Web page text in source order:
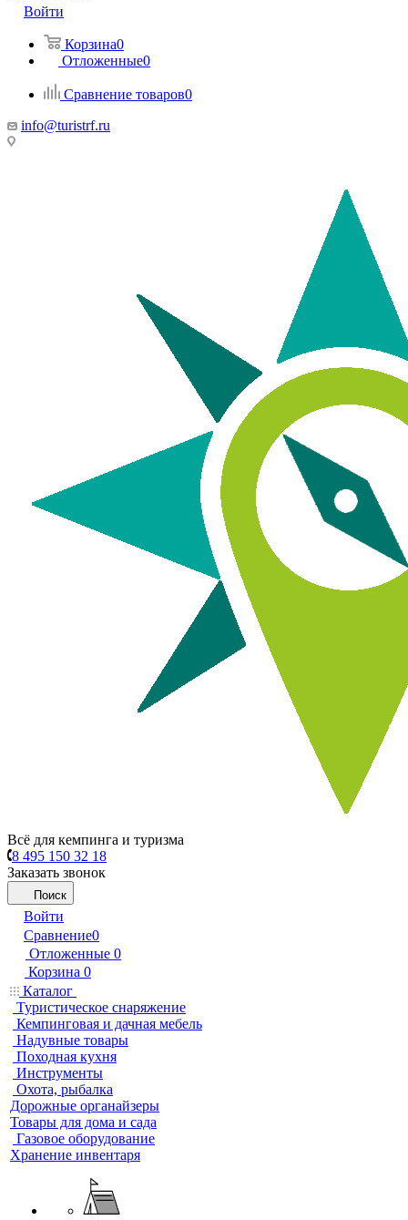
Войти
Корзина0
Отложенные0
Сравнение товаров0
info@turistrf.ru
Всё для кемпинга и туризма
8 495 150 32 18
Заказать звонок
Поиск
Войти
Сравнение0
Отложенные 0
Корзина 0
Каталог
Туристическое снаряжение
Кемпинговая и дачная мебель
Надувные товары
Походная кухня
Инструменты
Охота, рыбалка
Дорожные органайзеры
Товары для дома и сада
Газовое оборудование
Хранение инвентаря